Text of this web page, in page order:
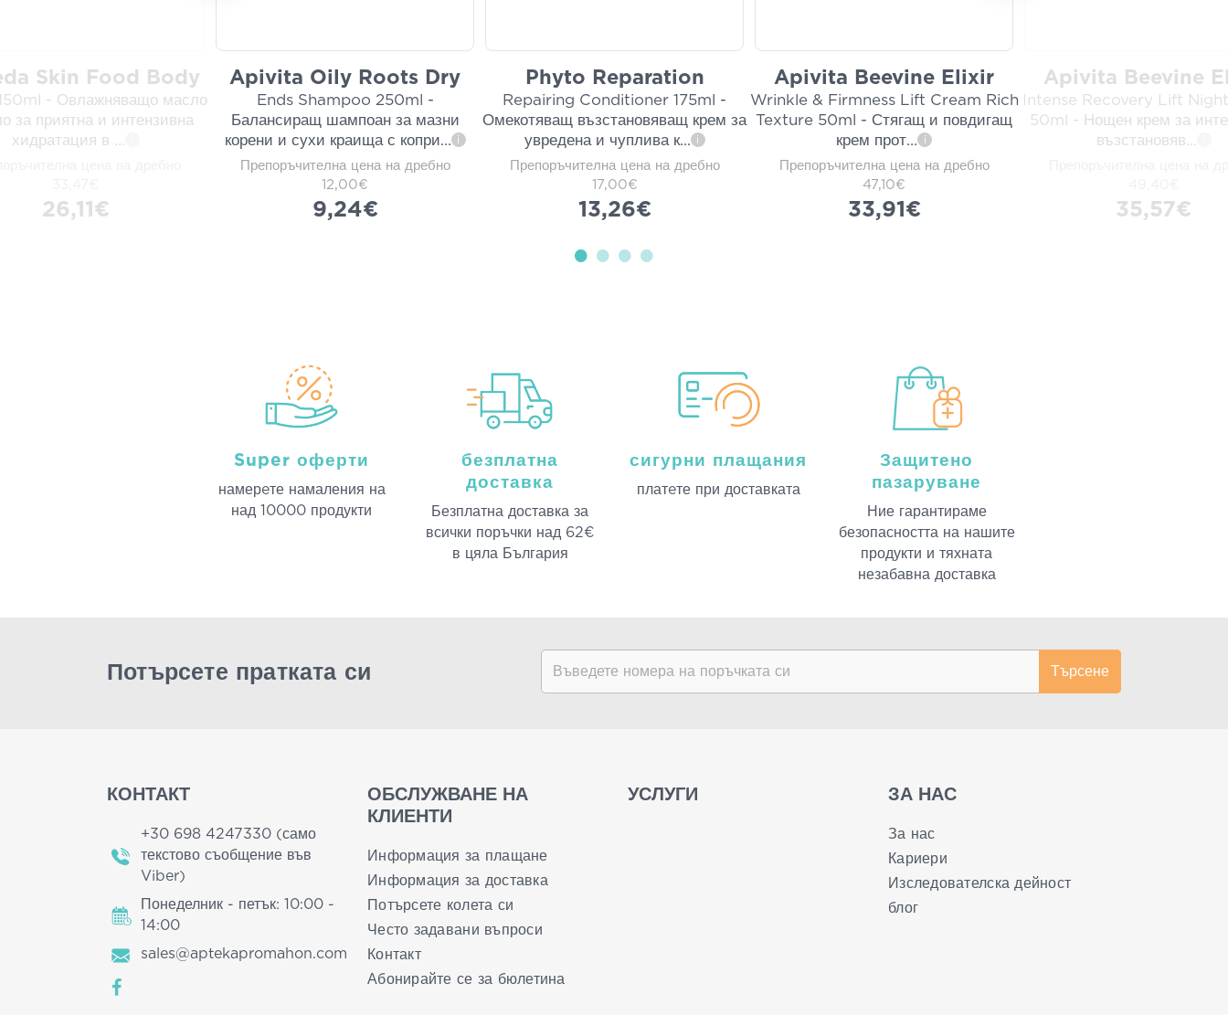
Skin Food Body
- Овлажняващо масло
за приятна и интензивна
хидратация в
26,11€
Apivita Oily Roots Dry
Ends Shampoo 250ml -
Балансиращ шампоан за мазни
корени и сухи краища с копри... i
Препоръчителна цена на дребно
12,00€
9,24€
Phyto Reparation
Repairing Conditioner 175ml -
Омекотяващ възстановяващ крем за
увредена и чуплива к... i
Препоръчителна цена на дребно
17,00€
13,26€
Apivita Beevine Elixir
Wrinkle & Firmness Lift Cream Rich
Texture 50ml - Стягащ и повдигащ
крем прот... i
Препоръчителна цена на дребно
47,10€
33,91€
Apivita Beevine
Intense Recovery Lift
50ml - Нощен крем за
възстановяв
35,57€
Super оферти
намерeте намаления на
над 10000 продукти
безплатна
доставка
Безплатна доставка за
всички поръчки над 62€
в цяла България
сигурни плащания
платeте при доставката
Защитено
пазаруване
Ние гарантираме
безопасността на нашите
продукти и тяхната
незабавна доставка
Потърсете пратката си Търсене
КОНТАКТ
+30 698 4247330 (само
текстово съобщение във
Viber)
Понеделник - петък: 10:00 -
14:00
sales@aptekapromahon.com
ОБСЛУЖВАНЕ НА
КЛИЕНТИ
Информация за плащане
Информация за доставка
Потърсете колета си
Често задавани въпроси
Контакт
Абонирайте се за бюлетина
УСЛУГИ ЗА НАС
За нас
Кариери
Изследователска дейност
блог